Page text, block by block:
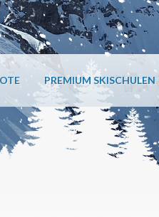
PREMIUM SKISCHULEN